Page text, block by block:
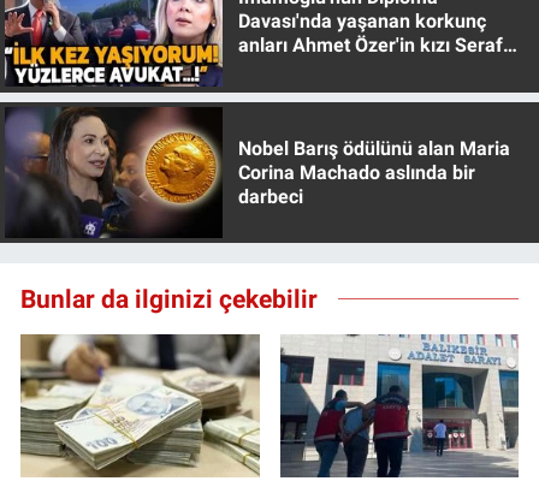
Davası'nda yaşanan korkunç
anları Ahmet Özer'in kızı Seraf
Nobel Barış ödülünü alan Maria
Corina Machado aslında bir
darbeci
Bunlar da ilginizi çekebilir